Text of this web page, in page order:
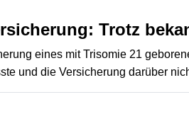
Trotz
eines mit Trisomie 21
und die Versicherung darüber